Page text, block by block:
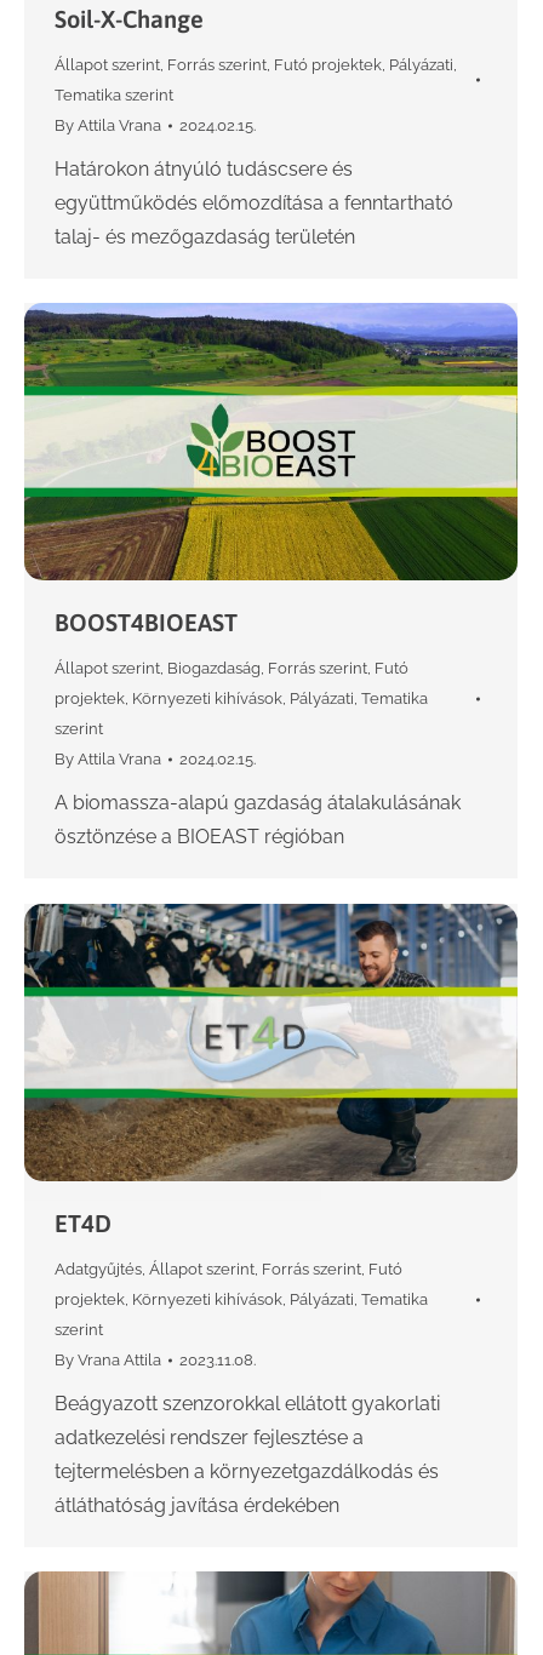
Soil-X-Change
Állapot szerint, Forrás szerint, Futó projektek, Pályázati,
Tematika szerint
By Attila Vrana 2024.02.15.
Határokon átnyúló tudáscsere és
együttműködés előmozdítása a fenntartható
talaj- és mezőgazdaság területén
BOOST4BIOEAST
Állapot szerint, Biogazdaság, Forrás szerint, Futó
projektek, Környezeti kihívások, Pályázati, Tematika
szerint
By Attila Vrana 2024.02.15.
A biomassza-alapú gazdaság átalakulásának
ösztönzése a BIOEAST régióban
ET4D
Adatgyűjtés, Állapot szerint, Forrás szerint, Futó
projektek, Környezeti kihívások, Pályázati, Tematika
szerint
By Vrana Attila 2023.11.08.
Beágyazott szenzorokkal ellátott gyakorlati
adatkezelési rendszer fejlesztése a
tejtermelésben a környezetgazdálkodás és
átláthatóság javítása érdekében